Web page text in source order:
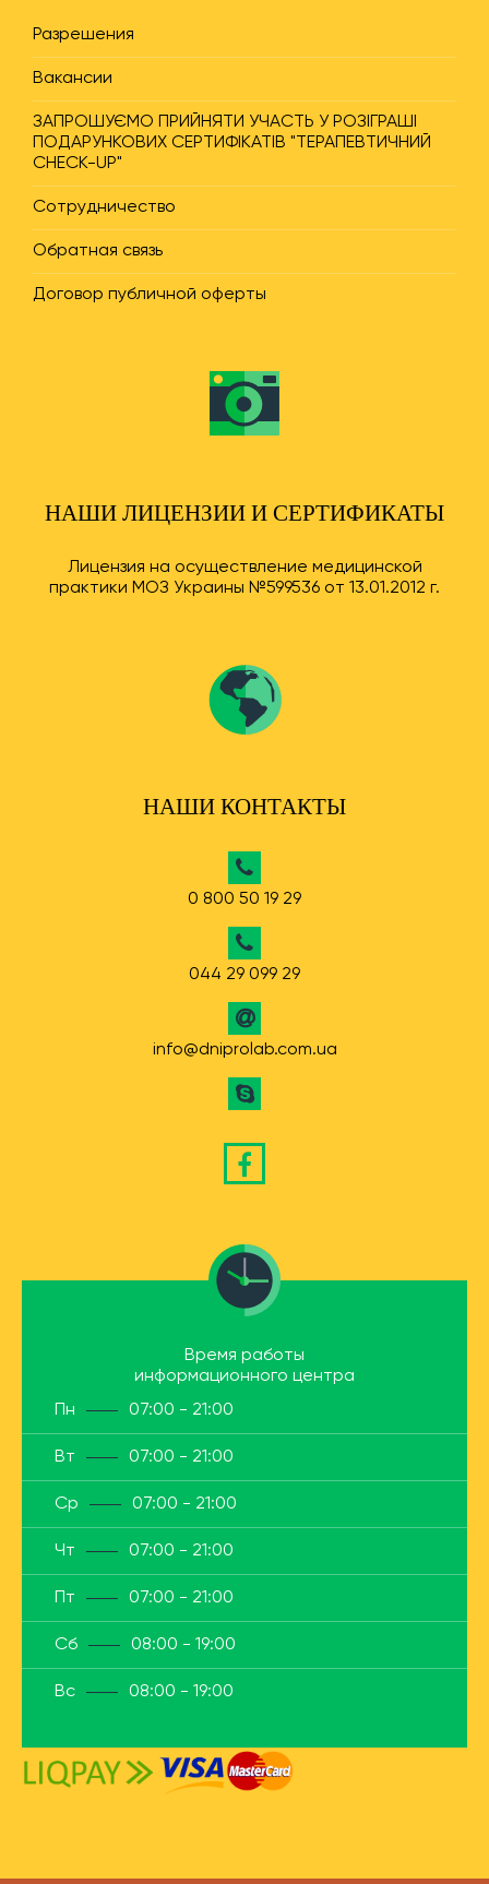
Разрешения
Вакансии
ЗАПРОШУЄМО ПРИЙНЯТИ УЧАСТЬ У РОЗІГРАШІ
ПОДАРУНКОВИХ СЕРТИФІКАТІВ "ТЕРАПЕВТИЧНИЙ
CHECK-UP"
Сотрудничество
Обратная связь
Договор публичной оферты
НАШИ ЛИЦЕНЗИИ И СЕРТИФИКАТЫ
Лицензия на осуществление медицинской
практики МОЗ Украины №599536 от 13.01.2012 г.
НАШИ КОНТАКТЫ
0 800 50 19 29
044 29 099 29
info@dniprolab.com.ua
Время работы
информационного центра
Пн
07:00 - 21:00
Вт 07:00 - 21:00
Ср 07:00 - 21:00
Чт 07:00 - 21:00
Пт 07:00 - 21:00
Сб 08:00 - 19:00
Вс 08:00 - 19:00